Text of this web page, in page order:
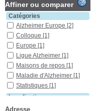
Affiner ou comparer
Catégories
Alzheimer Europe [2]
Colloque [1]
Europe [1]
Ligue Alzheimer [1]
Maisons de repos [1]
Maladie d'Alzheimer [1]
Statistiques [1]
Localisation
Ans[7]
Adresse